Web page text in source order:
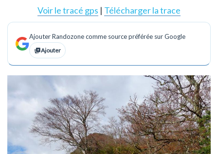
Voir le tracé gps | Télécharger la trace
Ajouter Randozone comme source préférée sur Google
Ajouter